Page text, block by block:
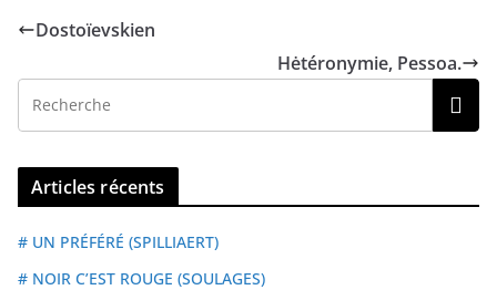
Dostoïevskien
Hėtéronymie, Pessoa.
Articles récents
# UN PRÉFÉRÉ (SPILLIAERT)
# NOIR C’EST ROUGE (SOULAGES)